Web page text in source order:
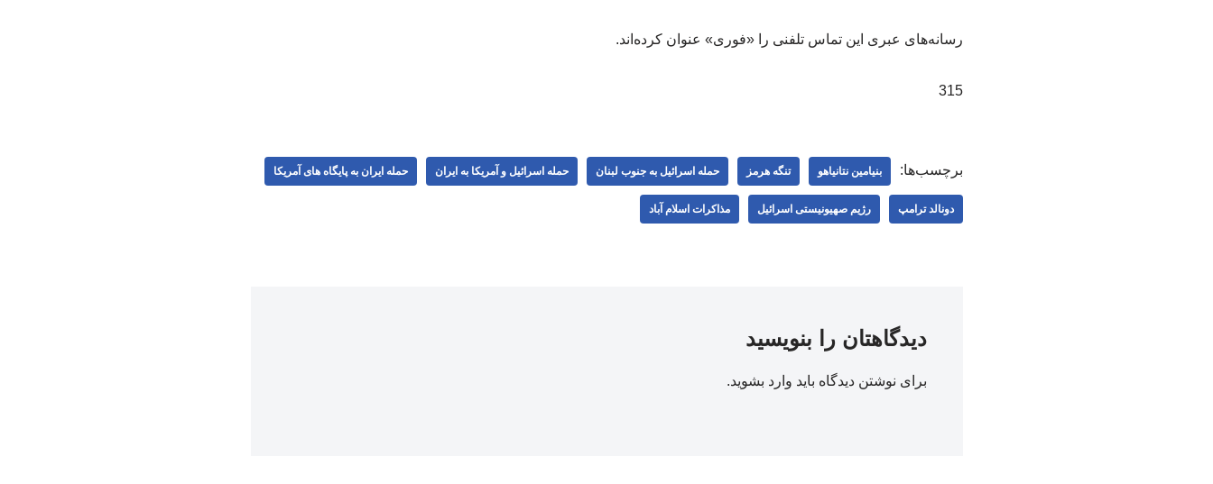
رسانه‌های عبری این تماس تلفنی را «فوری» عنوان کرده‌اند.
315
برچسب‌ها: بنیامین نتانیاهو تنگه هرمز حمله اسرائیل به جنوب لبنان حمله اسرائیل و آمریکا به ایران حمله ایران به پایگاه های آمریکا
دونالد ترامپ رژیم صهیونیستی اسرائیل مذاکرات اسلام آباد
دیدگاهتان را بنویسید
برای نوشتن دیدگاه باید وارد بشوید.